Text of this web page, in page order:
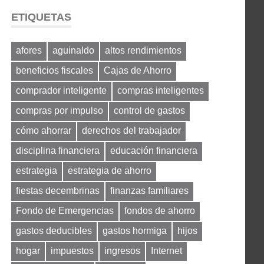
ETIQUETAS
afores aguinaldo
altos rendimientos
beneficios fiscales
Cajas de Ahorro
comprador inteligente
compras inteligentes
compras por impulso
control de gastos
cómo ahorrar
derechos del trabajador
disciplina financiera
educación financiera
estrategia
estrategia de ahorro
fiestas decembrinas
finanzas familiares
Fondo de Emergencias
fondos de ahorro
gastos deducibles
gastos hormiga
hijos
hogar
impuestos ingresos Internet